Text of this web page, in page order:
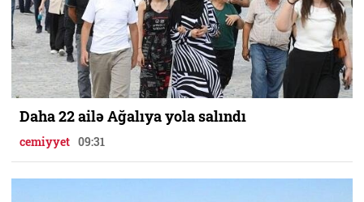
Daha 22 ailə Ağalıya yola salındı
cemiyyet 09:31